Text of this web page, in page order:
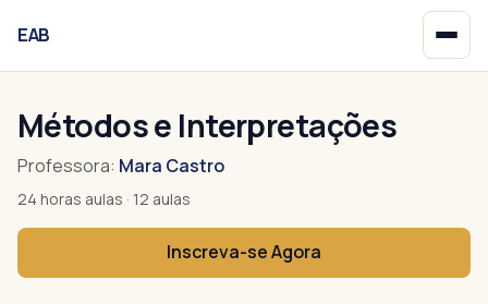
EAB
Métodos e Interpretações
Professora: Mara Castro
24 horas aulas · 12 aulas
Inscreva-se Agora